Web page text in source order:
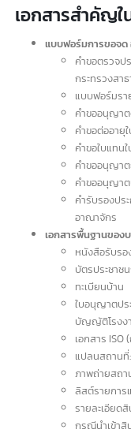
ขั้นตอนการข
ตรวจสอบสถานที่:
ผลิตที่ดี (GMP:
64 (พ.ศ. 2543) ซึ่
ปลอดภัยของสถา
ตรวจสอบผลิตภั
แล้ว ต้องผลิตตาม
การตรวจสอบเอก
หากผ่านการตรวจ
เอกสารสำคั
แบบฟอร์มการขอจ
คำขอตรวจ
กระทรวงส
แบบฟอร์มร
คำขออนุญา
คำขอต่ออ
คำขอใบแ
คำขออนุญ
คำขออนุญา
คำรับรอง
อาณาจักร